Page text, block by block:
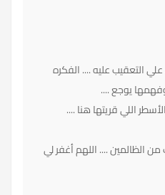
التعقيب عليه .... الفكره
يوجع ....
اللي قريتها هنا ....
من الظالمين .... اللهم أغفر لي